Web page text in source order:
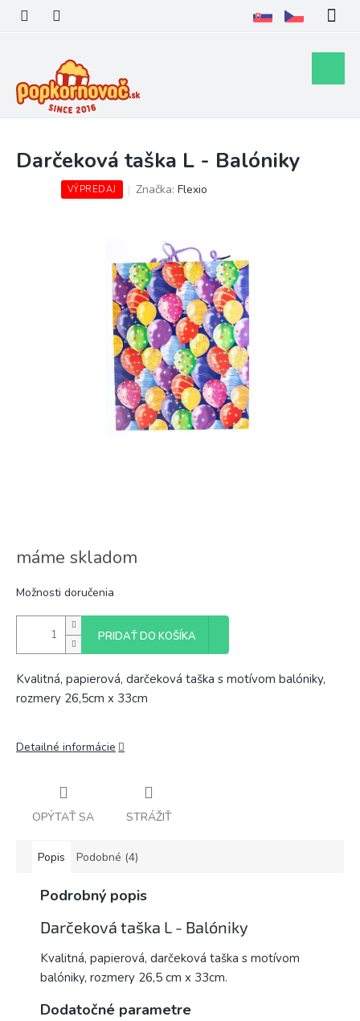
Prejsť
obsah
košík
Darčeková taška L - Balóniky
VÝPREDAJ Značka:Flexio
máme skladom
Možnosti doručenia
PRIDAŤ DO KOŠÍKA
Kvalitná, papierová, darčeková taška s motívom balóniky,
rozmery 26,5cm x 33cm
Detailné informácie
OPÝTAŤ SA STRÁŽIŤ
Popis Podobné (4)
Podrobný popis
Darčeková taška L - Balóniky
Kvalitná, papierová, darčeková taška s motívom
balóniky, rozmery 26,5 cm x 33cm.
Dodatočné parametre